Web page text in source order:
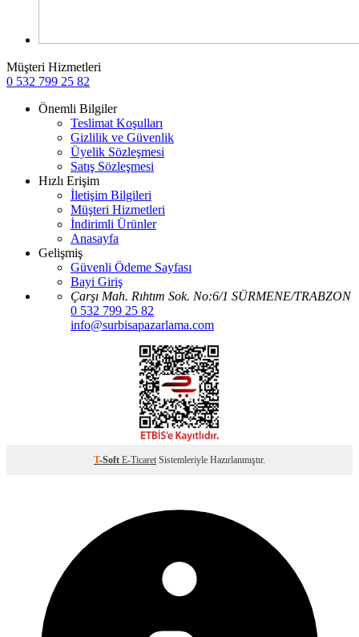
Müşteri Hizmetleri
0 532 799 25 82
Önemli Bilgiler
Teslimat Koşulları
Gizlilik ve Güvenlik
Üyelik Sözleşmesi
Satış Sözleşmesi
Hızlı Erişim
İletişim Bilgileri
Müşteri Hizmetleri
İndirimli Ürünler
Anasayfa
Gelişmiş
Güvenli Ödeme Sayfası
Bayi Giriş
Çarşı Mah. Rıhtım Sok. No:6/1 SÜRMENE/TRABZON
0 532 799 25 82
info@surbisapazarlama.com
T-Soft E-Ticaret Sistemleriyle Hazırlanmıştır.